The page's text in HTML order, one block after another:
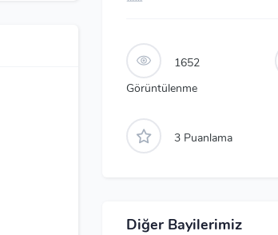
1652
Görüntülenme
3 Puanlama
Diğer Bayilerimiz